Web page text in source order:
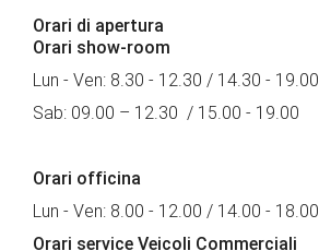
Orari di apertura
Orari show-room
Lun - Ven: 8.30 - 12.30 / 14.30 - 19.00
Sab: 09.00 – 12.30 / 15.00 - 19.00
Orari officina
Lun - Ven: 8.00 - 12.00 / 14.00 - 18.00
Orari service Veicoli Commerciali